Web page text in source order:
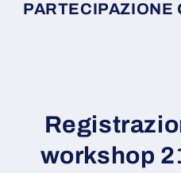
PARTECIPAZIONE
workshop